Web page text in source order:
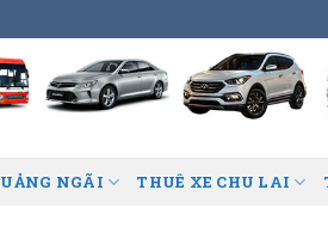
NGÃI THUÊ XE CHU LAI